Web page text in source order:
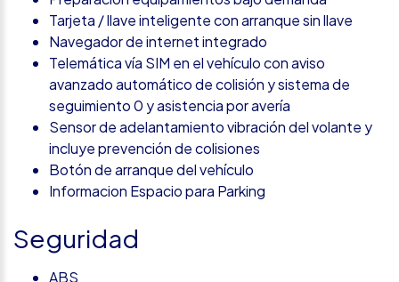
Tarjeta / llave inteligente con arranque sin llave
Navegador de internet integrado
Telemática vía SIM en el vehículo con aviso
avanzado automático de colisión y sistema de
seguimiento 0 y asistencia por avería
Sensor de adelantamiento vibración del volante y
incluye prevención de colisiones
Botón de arranque del vehículo
Informacion Espacio para Parking
Seguridad
ABS